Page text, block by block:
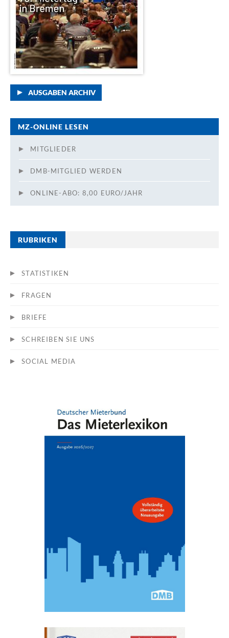
AUSGABEN ARCHIV
MZ-ONLINE LESEN
MITGLIEDER
DMB-MITGLIED WERDEN
ONLINE-ABO: 8,00 EURO/JAHR
RUBRIKEN
STATISTIKEN
FRAGEN
BRIEFE
SCHREIBEN SIE UNS
SOCIAL MEDIA